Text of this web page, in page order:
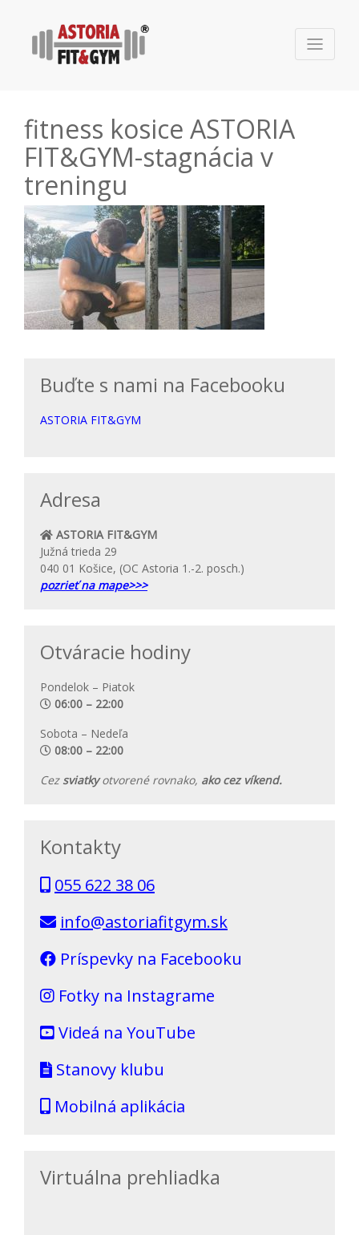
fitness kosice ASTORIA
FIT&GYM-stagnácia v
treningu
Buďte s nami na Facebooku
ASTORIA FIT&GYM
Adresa
ASTORIA FIT&GYM
Južná trieda 29
040 01 Košice, (OC Astoria 1.-2. posch.)
pozrieť na mape>>>
Otváracie hodiny
Pondelok – Piatok
06:00 – 22:00
Sobota – Nedeľa
08:00 – 22:00
Cez sviatkyotvorené rovnako, ako cez víkend.
Kontakty
055 622 38 06
info@astoriafitgym.sk
Príspevky na Facebooku
Fotky na Instagrame
Videá na YouTube
Stanovy klubu
Mobilná aplikácia
Virtuálna prehliadka